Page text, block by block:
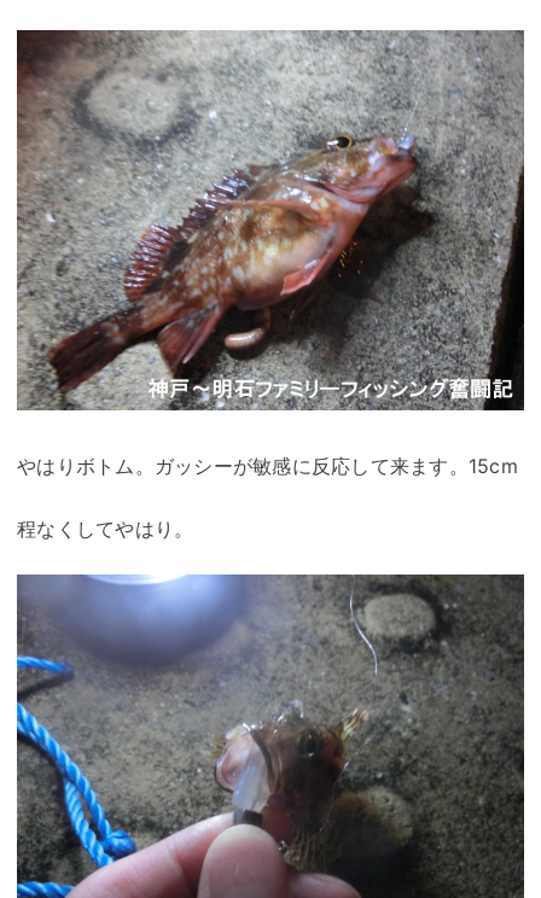
やはりボトム。ガッシーが敏感に反応して来ます。15cm
程なくしてやはり。